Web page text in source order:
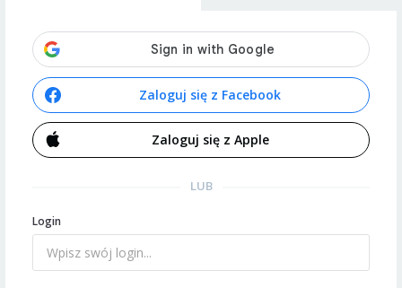
Zaloguj się z Facebook
Zaloguj się z Apple
LUB
Login